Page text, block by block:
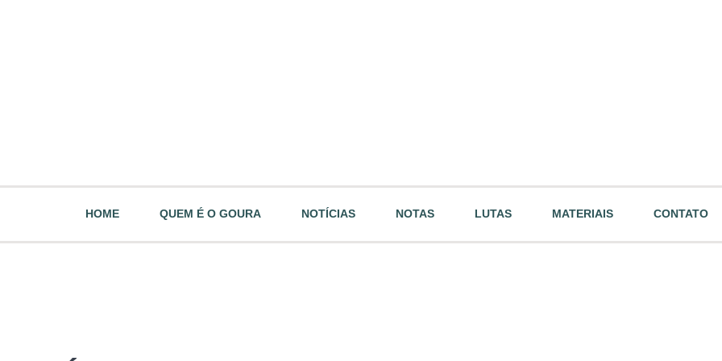
HOME QUEM É O GOURA NOTÍCIAS NOTAS LUTAS MATERIAIS CONTATO